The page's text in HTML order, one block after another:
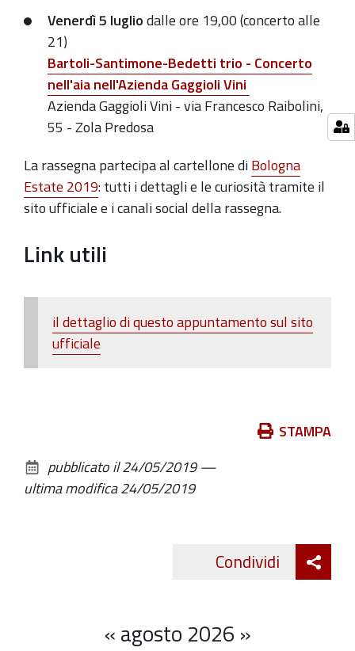
Venerdì 5 lugliodalle ore 19,00 (concerto alle
21)
Bartoli-Santimone-Bedetti trio - Concerto
nell'aia nell'Azienda Gaggioli Vini
Azienda Gaggioli Vini - via Francesco Raibolini,
55 - Zola Predosa
La rassegna partecipa al cartellone diBologna
Estate 2019: tutti i dettagli e le curiosità tramite il
sito ufficiale e i canali social della rassegna.
Link utili
il dettaglio di questo appuntamento sul sito
ufficiale
documento
STAMPA
pubblicato il24/05/2019—
ultima modifica24/05/2019
Condividi
«agosto 2026 »